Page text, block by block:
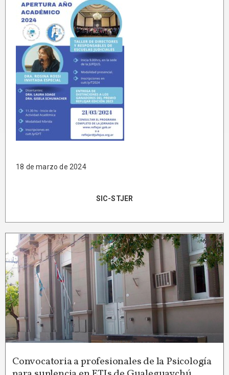
18 de marzo de 2024
SIC-STJER
Convocatoria a profesionales de la Psicología